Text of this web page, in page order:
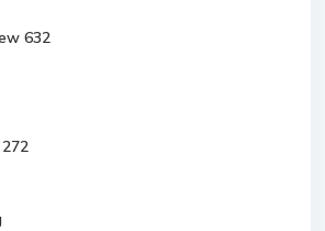
632